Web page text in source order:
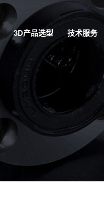
3D产品选型 技术服务